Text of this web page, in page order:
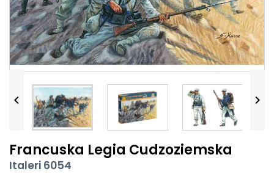
 
Francuska Legia Cudzoziemska
Italeri 6054